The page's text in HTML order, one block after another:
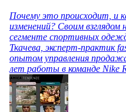
Почему это происходит, и
изменений? Своим
сегменте спортивных
Ткачева, эксперт-практик
опытом управления
лет работы в команде Nike